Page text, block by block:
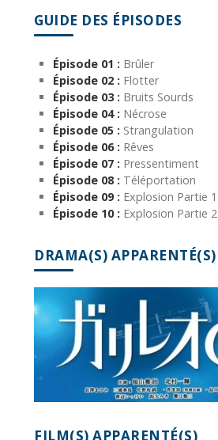
GUIDE DES ÉPISODES
Épisode 01 : Brûler
Épisode 02 : Flotter
Épisode 03 : Bruits Sourds
Épisode 04 : Nécrose
Épisode 05 : Strangulation
Épisode 06 : Rêves
Épisode 07 : Pressentiment
Épisode 08 : Téléportation
Épisode 09 : Explosion Partie 1
Épisode 10 : Explosion Partie 2
DRAMA(S) APPARENTÉ(S)
FILM(S) APPARENTÉ(S)